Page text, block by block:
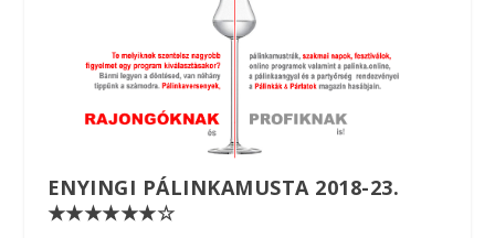
ENYINGI PÁLINKAMUSTA 2018-23.
★★★★★★☆